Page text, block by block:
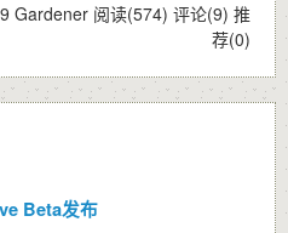
Gardener 阅读(574) 评论(9) 推
荐(0)
Beta发布